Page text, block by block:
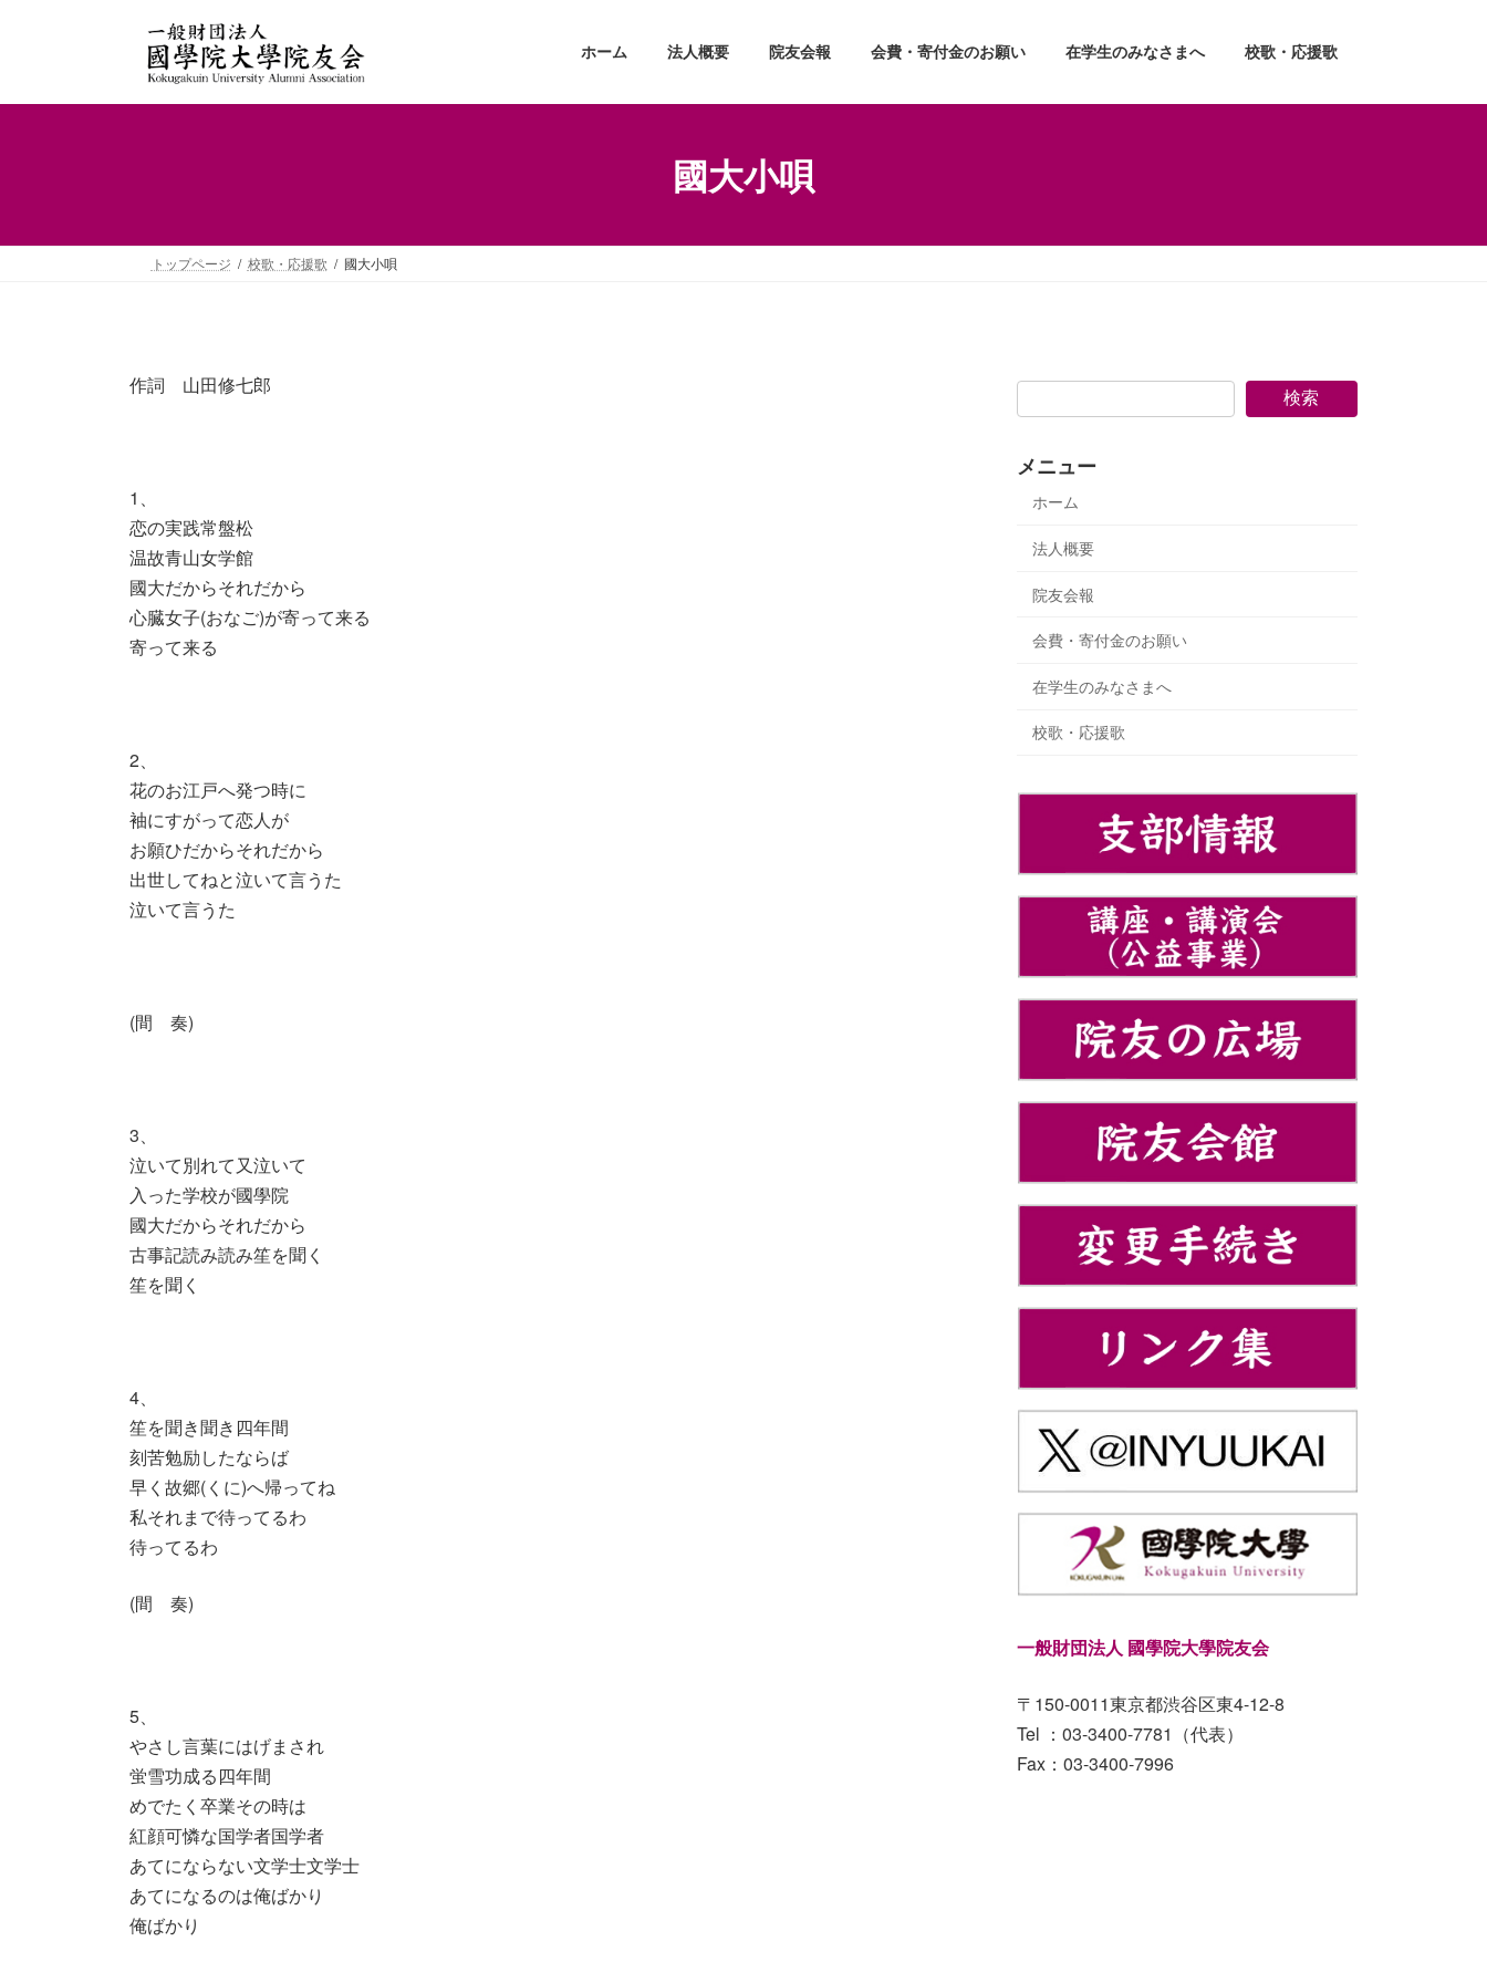
プ
動
ホーム 法人概要 院友会報 会費・寄付金のお願い 在学生のみなさまへ 校歌・応援歌
國大小唄
トップページ 校歌・応援歌 國大小唄
作詞 山田修七郎
1、
恋の実践常盤松
温故青山女学館
國大だからそれだから
心臓女子(おなご)が寄って来る
寄って来る
2、
花のお江戸へ発つ時に
袖にすがって恋人が
お願ひだからそれだから
出世してねと泣いて言うた
泣いて言うた
(間 奏)
3、
泣いて別れて又泣いて
入った学校が國學院
國大だからそれだから
古事記読み読み笙を聞く
笙を聞く
4、
笙を聞き聞き四年間
刻苦勉励したならば
早く故郷(くに)へ帰ってね
私それまで待ってるわ
待ってるわ
(間 奏)
5、
やさし言葉にはげまされ
蛍雪功成る四年間
めでたく卒業その時は
紅顔可憐な国学者国学者
あてにならない文学士文学士
あてになるのは俺ばかり
俺ばかり
検索
メニュー
ホーム
法人概要
院友会報
会費・寄付金のお願い
在学生のみなさまへ
校歌・応援歌
一般財団法人 國學院大學院友会
〒150-0011東京都渋谷区東4-12-8
Tel ：03-3400-7781（代表）
Fax：03-3400-7996